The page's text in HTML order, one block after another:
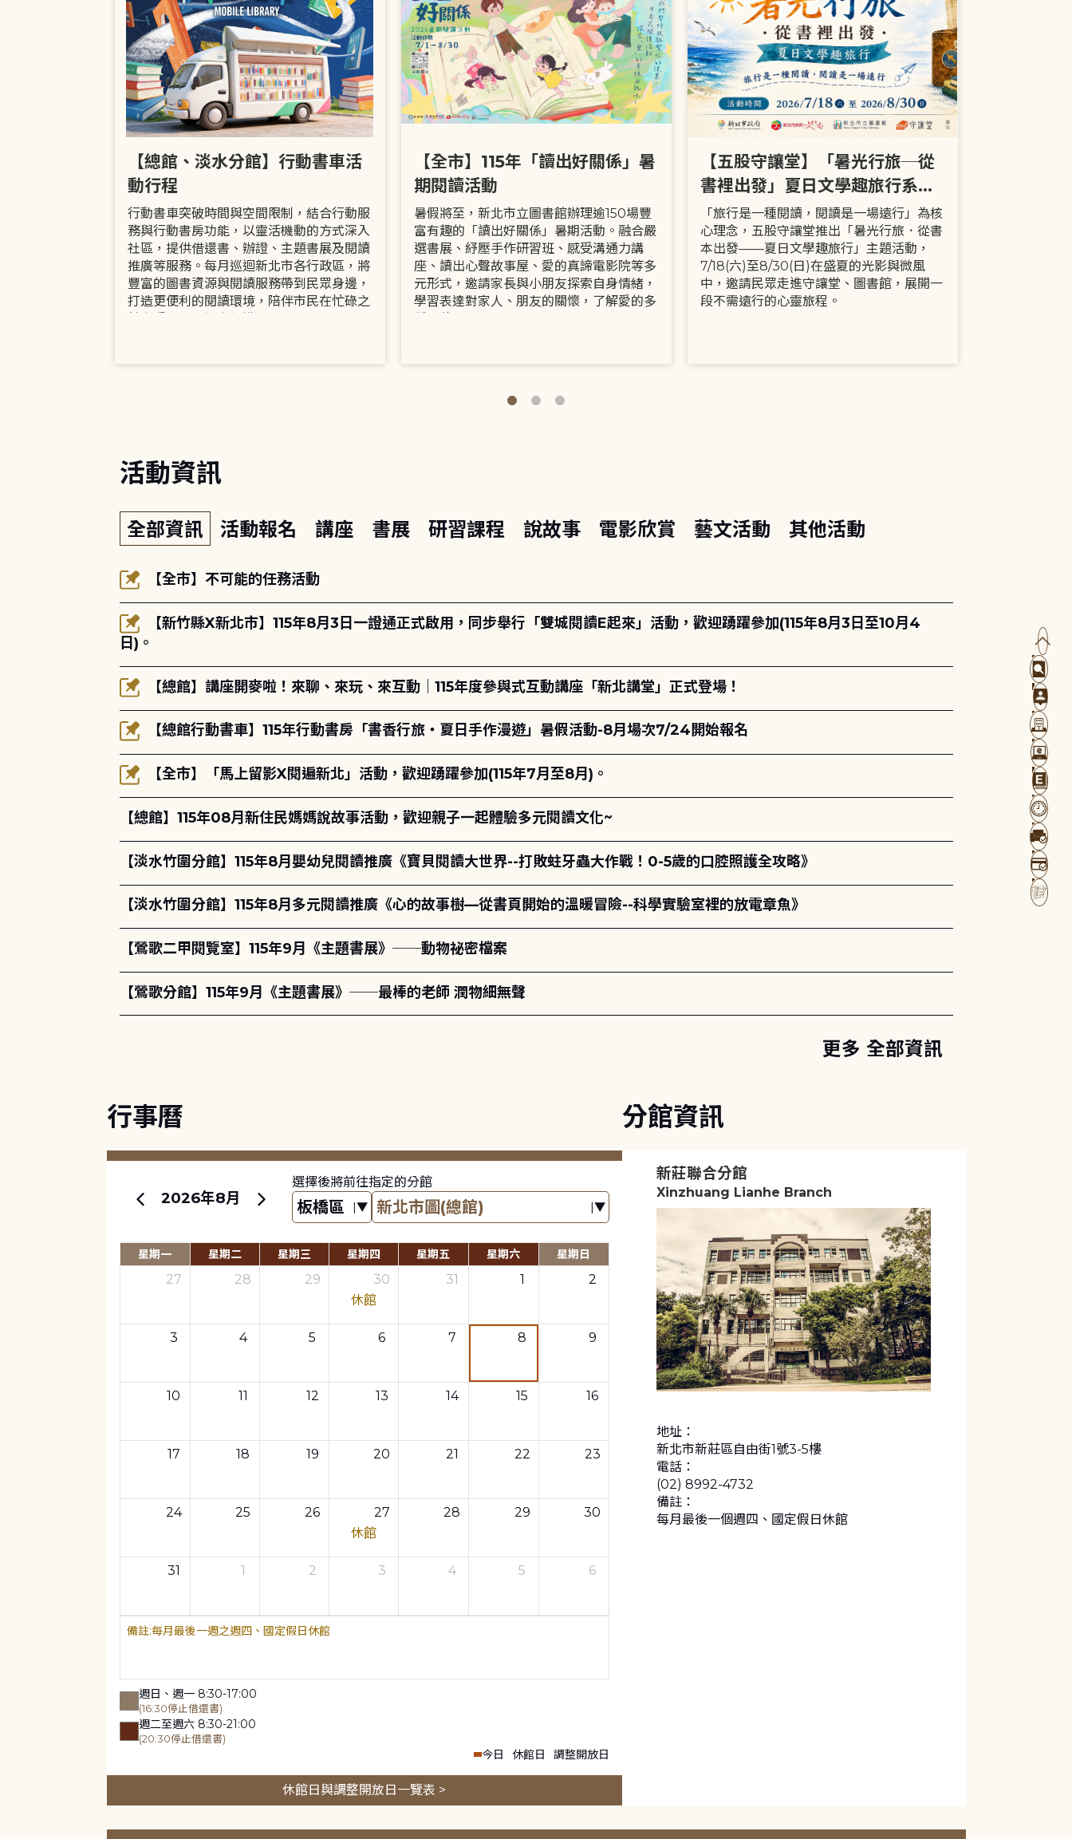
【總館、淡水分館】行動書車活
動行程
行動書車突破時間與空間限制，結合行動服
務與行動書房功能，以靈活機動的方式深入
社區，提供借還書、辦證、主題書展及閱讀
推廣等服務。每月巡迴新北市各行政區，將
豐富的圖書資源與閱讀服務帶到民眾身邊，
打造更便利的閱讀環境，陪伴市民在忙碌之
【全市】115年「讀出好關係」暑
期閱讀活動
暑假將至，新北市立圖書館辦理逾150場豐
富有趣的「讀出好關係」暑期活動。融合嚴
選書展、紓壓手作研習班、感受溝通力講
座、讀出心聲故事屋、愛的真諦電影院等多
元形式，邀請家長與小朋友探索自身情緒，
學習表達對家人、朋友的關懷，了解愛的多
【五股守讓堂】「暑光行旅─從
書裡出發」夏日文學趣旅行系列
活動
「旅行是一種閱讀，閱讀是一場遠行」為核
心理念，五股守讓堂推出「暑光行旅．從書
本出發——夏日文學趣旅行」主題活動，
7/18(六)至8/30(日)在盛夏的光影與微風
中，邀請民眾走進守讓堂、圖書館，展開一
段不需遠行的心靈旅程。
活動資訊
全部資訊 活動報名 講座 書展 研習課程 說故事 電影欣賞 藝文活動 其他活動
【全市】不可能的任務活動
【新竹縣X新北市】115年8月3日一證通正式啟用，同步舉行「雙城閱讀E起來」活動，歡迎踴躍參加(115年8月3日至10月4
日)。
【總館】講座開麥啦！來聊、來玩、來互動｜115年度參與式互動講座「新北講堂」正式登場！
【總館行動書車】115年行動書房「書香行旅・夏日手作漫遊」暑假活動-8月場次7/24開始報名
【全市】「馬上留影X閱遍新北」活動，歡迎踴躍參加(115年7月至8月)。
【總館】115年08月新住民媽媽說故事活動，歡迎親子一起體驗多元閱讀文化~
【淡水竹圍分館】115年8月嬰幼兒閱讀推廣《寶貝閱讀大世界--打敗蛀牙蟲大作戰！0-5歲的口腔照護全攻略》
【淡水竹圍分館】115年8月多元閱讀推廣《心的故事樹—從書頁開始的溫暖冒險--科學實驗室裡的放電章魚》
【鶯歌二甲閱覽室】115年9月《主題書展》──動物祕密檔案
【鶯歌分館】115年9月《主題書展》──最棒的老師 潤物細無聲
更多 全部資訊
行事曆
2026年8月
選擇後將前往指定的分館
星期一 星期二 星期三 星期四 星期五 星期六 星期日
27 28 29
30
休館
31 1 2
3 4 5 6 7 8 9
10 11 12 13 14 15 16
17 18 19 20 21 22 23
24 25 26
27
休館
28 29 30
31 1 2 3 4 5 6
每月最後一週之週四、國定假日休館
週日、週一 8:30-17:00
(16:30停止借還書)
週二至週六 8:30-21:00
(20:30停止借還書)
今日 休館日 調整開放日
休館日與調整開放日一覽表 >
分館資訊
新莊聯合分館
Xinzhuang Lianhe Branch
地址：
新北市新莊區自由街1號3-5樓
電話：
(02) 8992-4732
備註：
每月最後一個週四、國定假日休館